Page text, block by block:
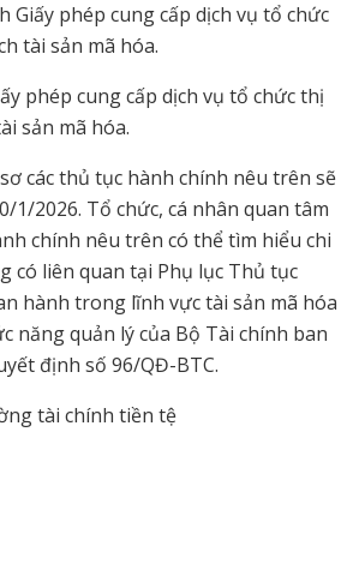
Giấy phép cung cấp dịch vụ tổ chức
tài sản mã hóa.
phép cung cấp dịch vụ tổ chức thị
sản mã hóa.
các thủ tục hành chính nêu trên sẽ
1/2026. Tổ chức, cá nhân quan tâm
chính nêu trên có thể tìm hiểu chi
có liên quan tại Phụ lục Thủ tục
hành trong lĩnh vực tài sản mã hóa
năng quản lý của Bộ Tài chính ban
định số 96/QĐ-BTC.
tài chính tiền tệ